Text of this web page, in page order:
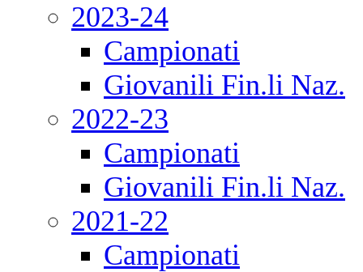
2023-24
Campionati
Giovanili Fin.li Naz.
2022-23
Campionati
Giovanili Fin.li Naz.
2021-22
Campionati